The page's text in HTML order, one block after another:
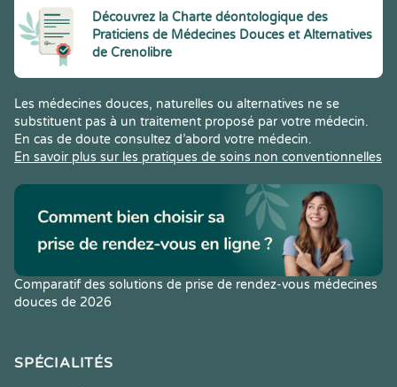
Découvrez la Charte déontologique des
Praticiens de Médecines Douces et Alternatives
de Crenolibre
Les médecines douces, naturelles ou alternatives ne se
substituent pas à un traitement proposé par votre médecin.
En cas de doute consultez d’abord votre médecin.
En savoir plus sur les pratiques de soins non conventionnelles
Comparatif des solutions de prise de rendez-vous médecines
douces de 2026
SPÉCIALITÉS